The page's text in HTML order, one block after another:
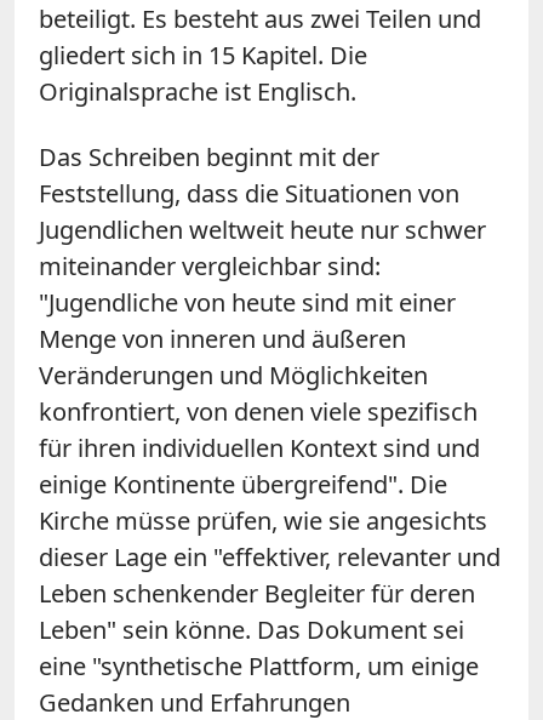
beteiligt. Es besteht aus zwei Teilen und
gliedert sich in 15 Kapitel. Die
Originalsprache ist Englisch.
Das Schreiben beginnt mit der
Feststellung, dass die Situationen von
Jugendlichen weltweit heute nur schwer
miteinander vergleichbar sind:
"Jugendliche von heute sind mit einer
Menge von inneren und äußeren
Veränderungen und Möglichkeiten
konfrontiert, von denen viele spezifisch
für ihren individuellen Kontext sind und
einige Kontinente übergreifend". Die
Kirche müsse prüfen, wie sie angesichts
dieser Lage ein "effektiver, relevanter und
Leben schenkender Begleiter für deren
Leben" sein könne. Das Dokument sei
eine "synthetische Plattform, um einige
Gedanken und Erfahrungen